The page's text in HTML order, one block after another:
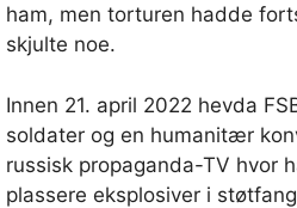
ham, men torturen hadde
skjulte noe.
Innen 21. april 2022 hevda
soldater og en humanitær
russisk propaganda-TV hvor
plassere eksplosiver i